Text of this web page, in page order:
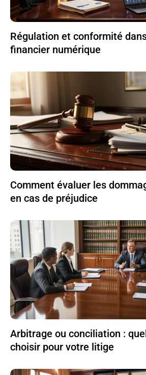
Régulation et conformité
financier numérique
Comment évaluer les
en cas de préjudice
Arbitrage ou conciliation :
choisir pour votre litige